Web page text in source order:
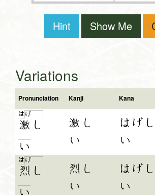
Hint Show Me
Variations
Pronunciation Kanji Kana
はげ
激 し
い
激し
い
はげし
い
はげ
烈 し
烈し
い
はげし
い